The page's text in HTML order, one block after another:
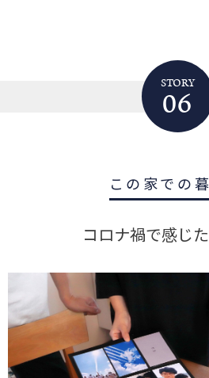
STORY
06
この家での
コロナ禍で感じ